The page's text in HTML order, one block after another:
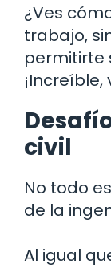
¿Ves
trabajo,
permitirte
civil
No todo
de la
Al igual